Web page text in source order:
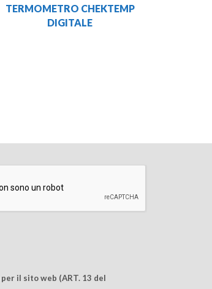
TERMOMETRO CHEKTEMP
DIGITALE
il sito web (ART. 13 del